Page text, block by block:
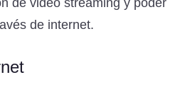
de video streaming y poder
de internet.